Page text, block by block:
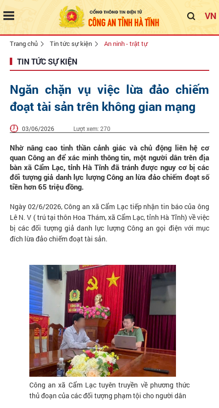
VN
Trang chủ Tin tức sự kiện An ninh - trật tự
TIN TỨC SỰ KIỆN
Ngăn chặn vụ việc lừa đảo chiếm
đoạt tài sản trên không gian mạng
03/06/2026 Lượt xem: 270
Nhờ nâng cao tinh thần cảnh giác và chủ động liên hệ cơ
quan Công an để xác minh thông tin, một người dân trên địa
bàn xã Cẩm Lạc, tỉnh Hà Tĩnh đã tránh được nguy cơ bị các
đối tượng giả danh lực lượng Công an lừa đảo chiếm đoạt số
tiền hơn 65 triệu đồng.
Ngày 02/6/2026, Công an xã Cẩm Lạc tiếp nhận tin báo của ông
Lê N. V ( trú tại thôn Hoa Thám, xã Cẩm Lạc, tỉnh Hà Tĩnh) về việc
bị các đối tượng giả danh lực lượng Công an gọi điện với mục
đích lừa đảo chiếm đoạt tài sản.
Công an xã Cẩm Lạc tuyên truyền về phương thức
thủ đoạn của các đối tượng phạm tội cho người dân